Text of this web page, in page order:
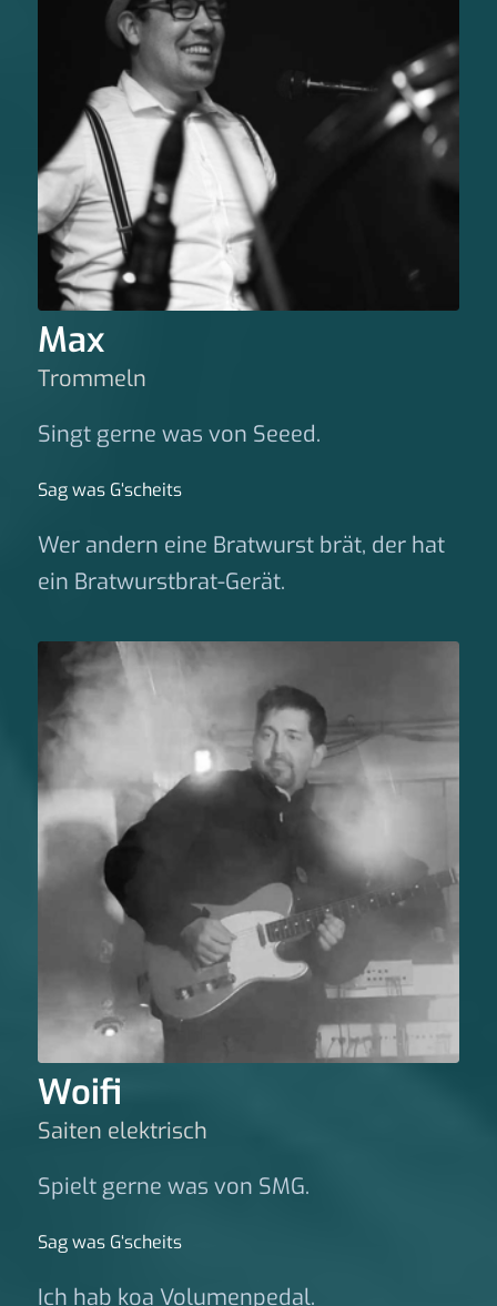
Max
Trommeln
Singt gerne was von Seeed.
Sag was G‘scheits
Wer andern eine Bratwurst brät, der hat
ein Bratwurstbrat-Gerät.
Woifi
Saiten elektrisch
Spielt gerne was von SMG.
Sag was G‘scheits
Ich hab koa Volumenpedal.